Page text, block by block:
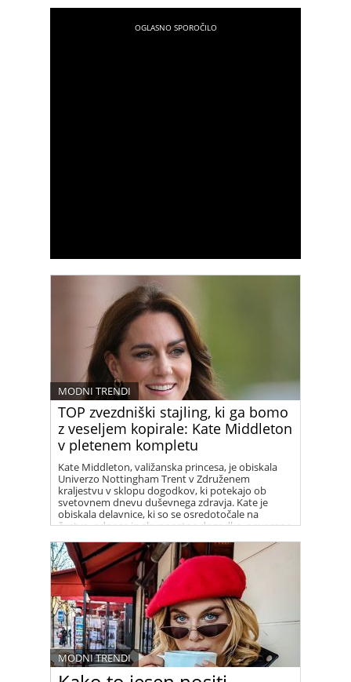
TOP zvezdniški stajling, ki ga bomo
z veseljem kopirale: Kate Middleton
v pletenem kompletu
MODNI TRENDI
Kate Middleton, valižanska princesa, je obiskala
Univerzo Nottingham Trent v Združenem
kraljestvu v sklopu dogodkov, ki potekajo ob
svetovnem dnevu duševnega zdravja. Kate je
obiskala delavnice, ki so se osredotočale na
čustva, odnose in skupnostne dogodke, povezane
oblekla čudovit pleten smetanast komplet
francoske znamke Sezane, sestavljen iz dolgega
krila in puloverja.
MODNI TRENDI